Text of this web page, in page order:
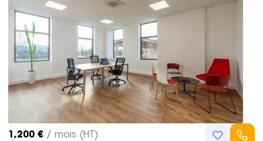
1,200 € / mois (HT)